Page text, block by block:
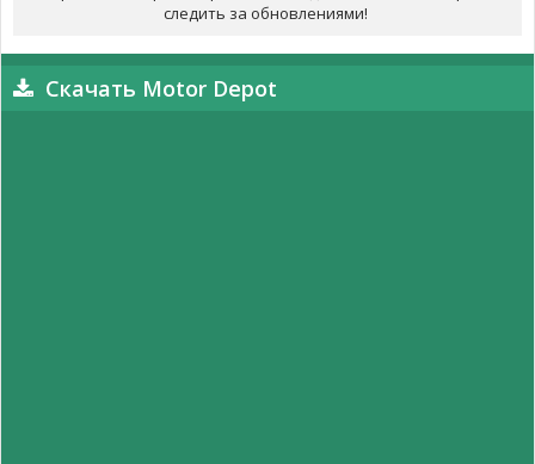
следить за обновлениями!
Скачать Motor Depot